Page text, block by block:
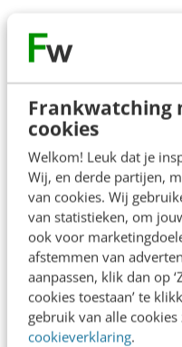
Frankwatching
cookies
Welkom! Leuk dat je
Wij, en derde partijen,
van cookies. Wij
van statistieken, om
ook voor
afstemmen van
aanpassen, klik dan op
cookies toestaan’ te
gebruik van alle cookies
cookieverklaring.
Contact Redactie
+31 30 200 1045
Tarieven
Meer contactopties
Frankwatching
Adverteren